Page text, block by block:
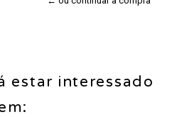
estar interessado